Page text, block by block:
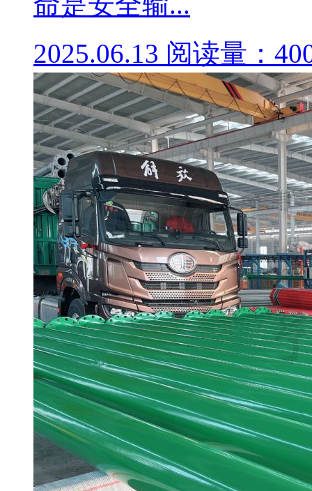
2025.06.13 阅读量：